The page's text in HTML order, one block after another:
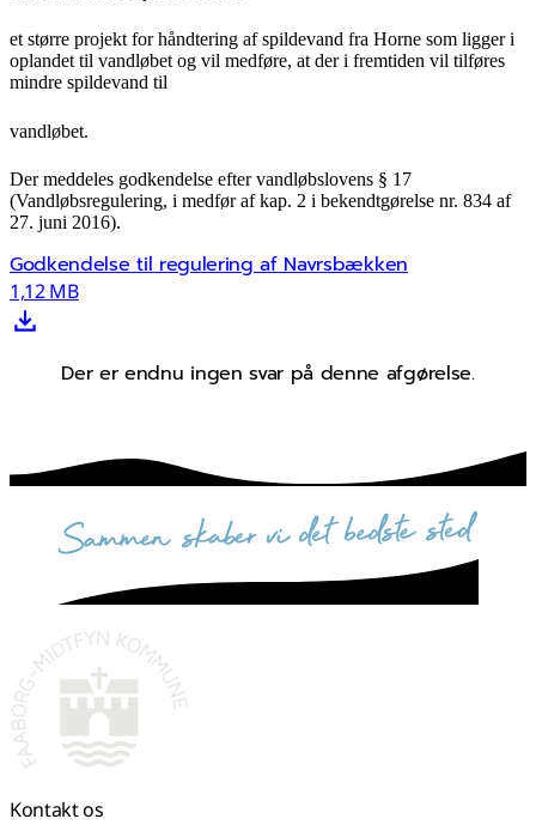
et større projekt for håndtering af spildevand fra Horne som ligger i
oplandet til vandløbet og vil medføre, at der i fremtiden vil tilføres
mindre spildevand til
vandløbet.
Der meddeles godkendelse efter vandløbslovens § 17
(Vandløbsregulering, i medfør af kap. 2 i bekendtgørelse nr. 834 af
27. juni 2016).
Godkendelse til regulering af Navrsbækken
1,12 MB
Der er endnu ingen svar på denne afgørelse.
sammen skaber vi det bedste sted
Kontakt os